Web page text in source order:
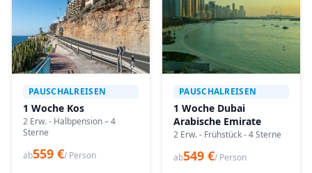
PAUSCHALREISEN
1 Woche Kos
2 Erw. - Halbpension – 4
Sterne
ab559 €/ Person
PAUSCHALREISEN
1 Woche Dubai
Arabische Emirate
2 Erw. - Frühstück - 4 Sterne
ab549 €/ Person